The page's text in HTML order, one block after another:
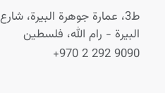
ط3، عمارة جوهرة البيرة، شارع نابلس
البيرة - رام الله، فلسطين
+970 2 292 9090